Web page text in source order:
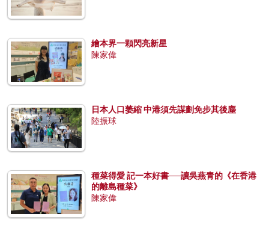
繪本界一顆閃亮新星
陳家偉
日本人口萎縮 中港須先謀劃免步其後塵
陸振球
種菜得愛 記一本好書──讀吳燕青的《在香港
的離島種菜》
陳家偉